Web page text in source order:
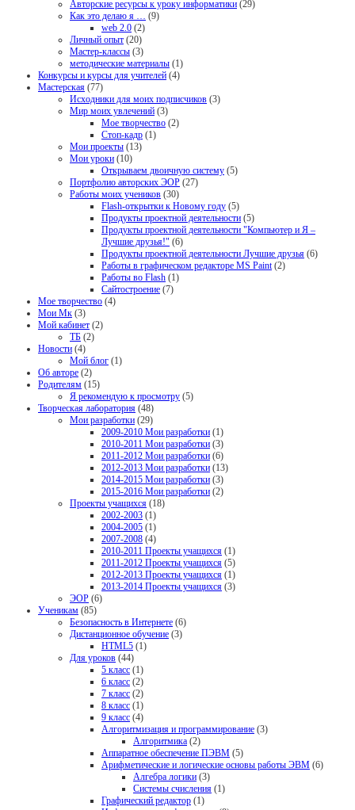
Авторские ресурсы к уроку информатики (29)
Как это делаю я …
(9)
web 2.0 (2)
Личный опыт (20)
Мастер-классы (3)
методические материалы (1)
Конкурсы и курсы для учителей (4)
Мастерская (77)
Исходники для моих подписчиков (3)
Мир моих увлечений (3)
Мое творчество (2)
Стоп-кадр (1)
Мои проекты (13)
Мои уроки (10)
Открываем двоичную систему (5)
Портфолио авторских ЭОР (27)
Работы моих учеников (30)
Flash-открытки к Новому году (5)
Продукты проектной деятельности (5)
Продукты проектной деятельности "Компьютер и Я –
Лучшие друзья!" (6)
Продукты проектной деятельности Лучшие друзья (6)
Работы в графическом редакторе MS Paint (2)
Работы во Flash (1)
Сайтостроение (7)
Мое творчество (4)
Мои Мк (3)
Мой кабинет (2)
ТБ (2)
Новости (4)
Мой блог (1)
Об авторе (2)
Родителям (15)
Я рекомендую к просмотру (5)
Творческая лаборатория (48)
Мои разработки (29)
2009-2010 Мои разработки (1)
2010-2011 Мои разработки (3)
2011-2012 Мои разработки (6)
2012-2013 Мои разработки (13)
2014-2015 Мои разработки (3)
2015-2016 Мои разработки (2)
Проекты учащихся (18)
2002-2003 (1)
2004-2005 (1)
2007-2008 (4)
2010-2011 Проекты учащихся (1)
2011-2012 Проекты учащихся (5)
2012-2013 Проекты учащихся (1)
2013-2014 Проекты учащихся (3)
ЭОР (6)
Ученикам (85)
Безопасность в Интернете (6)
Дистанционное обучение (3)
HTML5 (1)
Для уроков (44)
5 класс (1)
6 класс (2)
7 класс (2)
8 класс (1)
9 класс (4)
Алгоритмизация и программирование (3)
Алгоритмика (2)
Аппаратное обеспечение ПЭВМ (5)
Арифметические и логические основы работы ЭВМ (6)
Алгебра логики (3)
Системы счисления (1)
Графический редактор (1)